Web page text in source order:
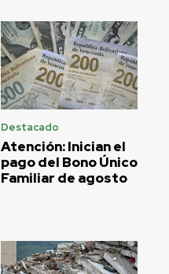
Destacado
Atención: Inician el
pago del Bono Único
Familiar de agosto